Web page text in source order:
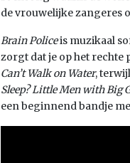
de vrouwelijke zangeres
Brain Policeis muzikaal
zorgt dat je op het rechte
Can’t Walk on Water,
Sleep? Little Men with Big
een beginnend bandje